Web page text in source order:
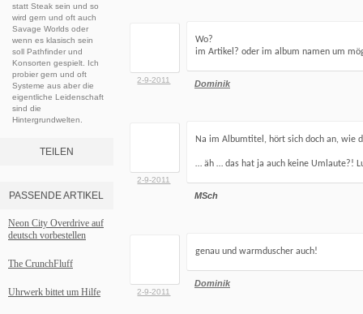
statt Steak sein und so
wird gern und oft auch
Savage Worlds oder
wenn es klasisch sein
soll Pathfinder und
Konsorten gespielt. Ich
probier gern und oft
Systeme aus aber die
eigentliche Leidenschaft
sind die
Hintergrundwelten.
TEILEN
PASSENDE ARTIKEL
Neon City Overdrive auf
deutsch vorbestellen
The CrunchFluff
Uhrwerk bittet um Hilfe
2-9-2011
Wo?
im Artikel? oder im album namen um
Dominik
2-9-2011
Na im Albumtitel, hört sich doch an, wie
… äh … das hat ja auch keine Umlaute?!
MSch
2-9-2011
genau und warmduscher auch!
Dominik